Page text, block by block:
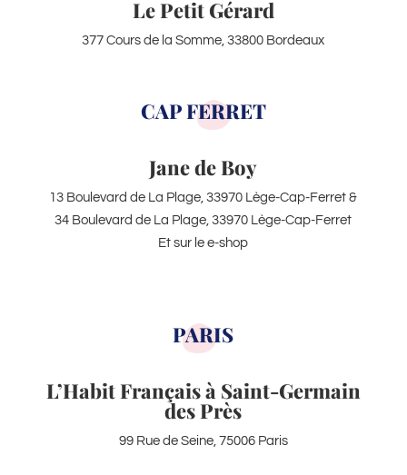
Le Petit Gérard
377 Cours de la Somme, 33800 Bordeaux
CAP FERRET
Jane de Boy
13 Boulevard de La Plage, 33970 Lège-Cap-Ferret &
34 Boulevard de La Plage, 33970 Lège-Cap-Ferret
Et sur le e-shop
PARIS
L’Habit Français à Saint-Germain
des Près
99 Rue de Seine, 75006 Paris